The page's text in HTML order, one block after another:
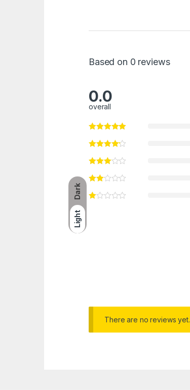
Dark
Light
Based on 0 reviews
0.0
overall
There are no reviews yet.